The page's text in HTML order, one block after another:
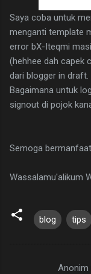
Saya coba untuk
menganti template
error bX-Iteqmi
(hehhee dah capek
dari blogger in draft.
Bagaimana untuk
signout di pojok
Semoga bermanfaat
Wassalamu'alikum
blog tips
Anonim